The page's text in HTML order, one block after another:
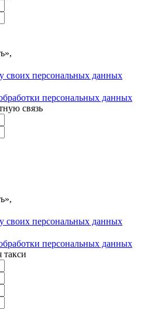
своих персональных данных
персональных данных
связь
своих персональных данных
персональных данных
такси